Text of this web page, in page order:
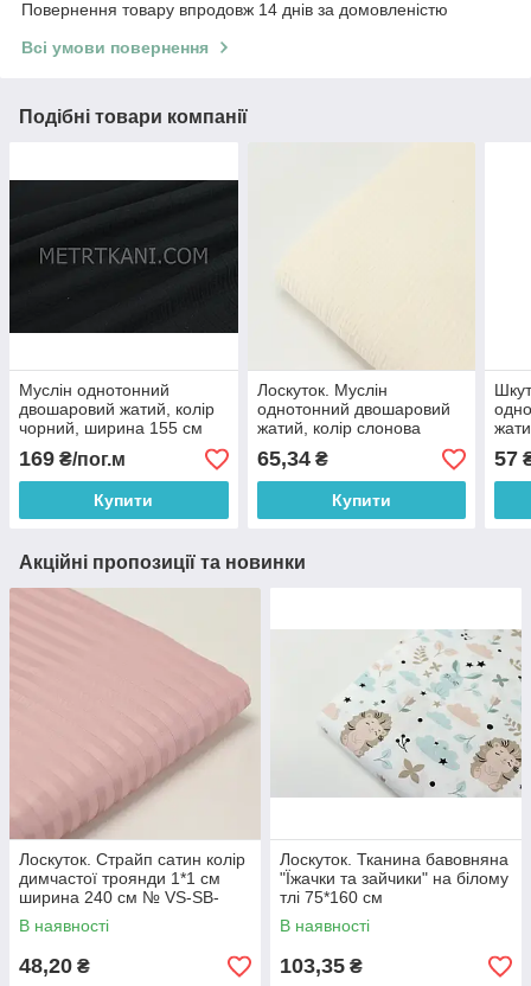
Повернення товару впродовж 14 днів за домовленістю
Всі умови повернення
Подібні товари компанії
Муслін однотонний
двошаровий жатий, колір
чорний, ширина 155 см
No МЖ-3-26
169 ₴/пог.м
Купити
Лоскуток. Муслін
однотонний двошаровий
жатий, колір слонова
кістка 33*155 см
65,34₴
Купити
57
Акційні пропозиції та новинки
Лоскуток. Страйп сатин колір
димчастої троянди 1*1 см
ширина 240 см № VS-SB-
2013, 44*110 см
В наявності
48,20 ₴
Лоскуток. Тканина бавовняна
"Їжачки та зайчики" на білому
тлі 75*160 см
В наявності
103,35 ₴